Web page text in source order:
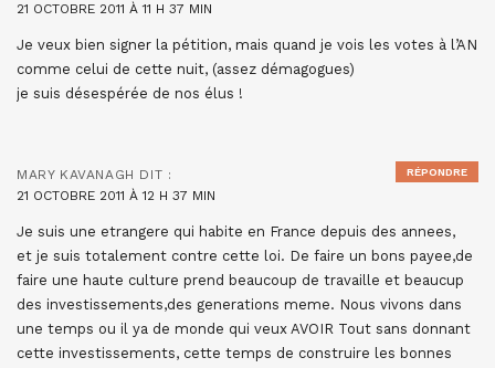
21 OCTOBRE 2011 À 11 H 37 MIN
Je veux bien signer la pétition, mais quand je vois les votes à l’AN
comme celui de cette nuit, (assez démagogues)
je suis désespérée de nos élus !
MARY KAVANAGH DIT :
21 OCTOBRE 2011 À 12 H 37 MIN
Je suis une etrangere qui habite en France depuis des annees,
et je suis totalement contre cette loi. De faire un bons payee,de
faire une haute culture prend beaucoup de travaille et beaucup
des investissements,des generations meme. Nous vivons dans
une temps ou il ya de monde qui veux AVOIR Tout sans donnant
cette investissements, cette temps de construire les bonnes
RÉPONDRE